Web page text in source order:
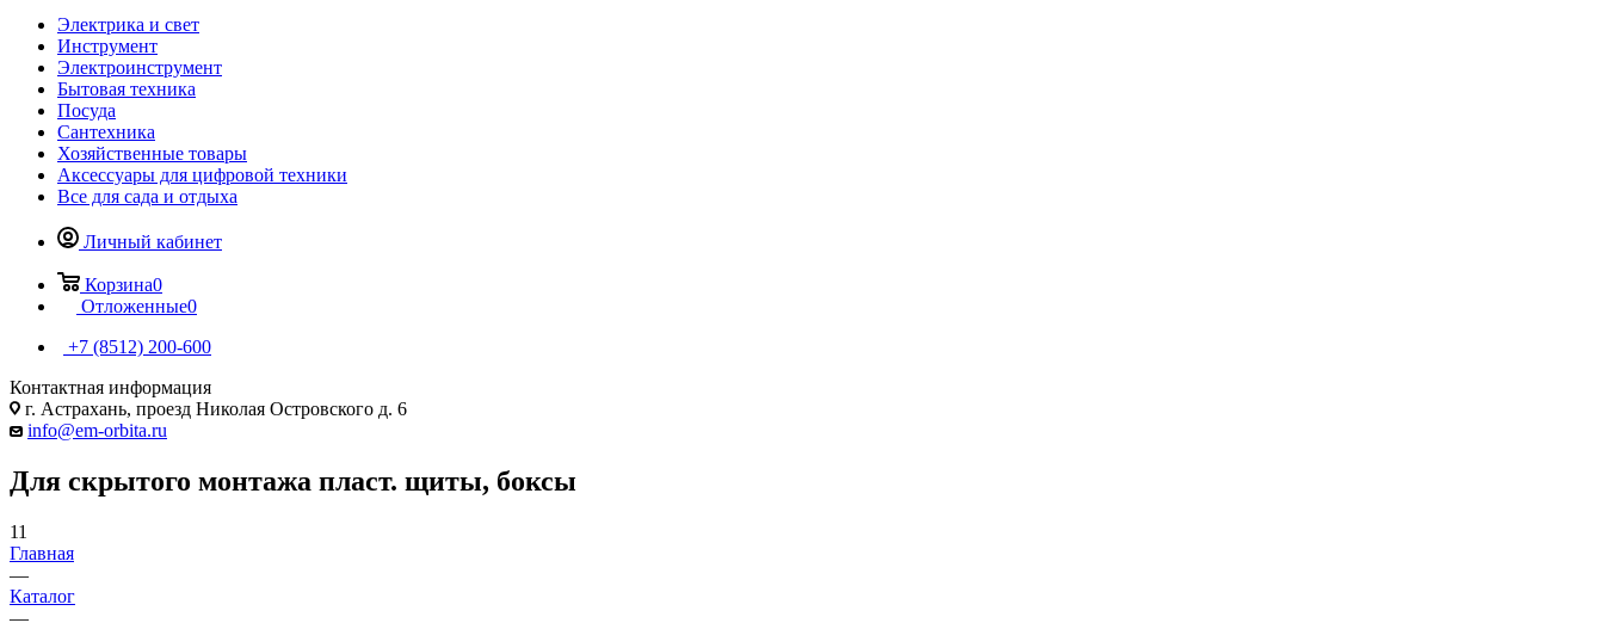
Электрика и свет
Инструмент
Электроинструмент
Бытовая техника
Посуда
Сантехника
Хозяйственные товары
Аксессуары для цифровой техники
Все для сада и отдыха
Личный кабинет
Корзина0
Отложенные0
+7 (8512) 200-600
Контактная информация
г. Астрахань, проезд Николая Островского д. 6
info@em-orbita.ru
Для скрытого монтажа пласт. щиты, боксы
11
Главная
—
Каталог
—